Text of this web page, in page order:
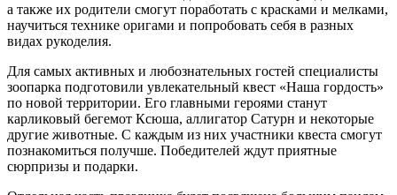
а также их родители смогут поработать с красками и мелками,
научиться технике оригами и попробовать себя в разных
видах рукоделия.
Для самых активных и любознательных гостей специалисты
зоопарка подготовили увлекательный квест «Наша гордость»
по новой территории. Его главными героями станут
карликовый бегемот Ксюша, аллигатор Сатурн и некоторые
другие животные. С каждым из них участники квеста смогут
познакомиться получше. Победителей ждут приятные
сюрпризы и подарки.